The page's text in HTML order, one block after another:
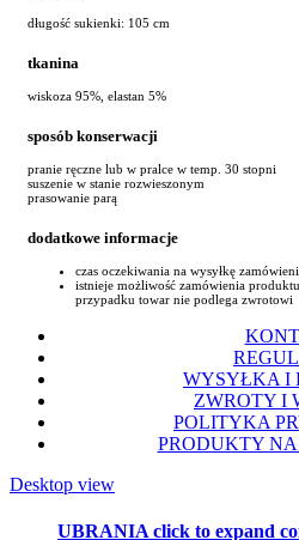
długość sukienki: 105 cm
tkanina
wiskoza 95%, elastan 5%
sposób konserwacji
pranie ręczne lub w pralce w temp. 30 stopni
suszenie w stanie rozwieszonym
prasowanie parą
dodatkowe informacje
czas oczekiwania na wysyłkę
istnieje możliwość zamówienia
przypadku towar nie podlega zwrotowi
WYSYŁKA I
ZWROTY I
POLITYKA
PRODUKTY
Desktop view
UBRANIAclick to expand